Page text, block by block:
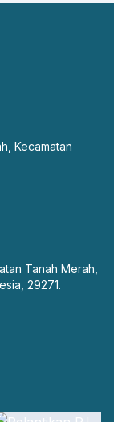
Kecamatan
Tanah Merah,
29271.